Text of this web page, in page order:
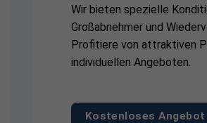
Wir bieten spezielle
Großabnehmer und
Profitiere von attraktiven
individuellen Angeboten.
Kostenloses Angebot